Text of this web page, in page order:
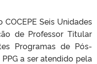
Seis Unidades
de Professor Titular
Programas de Pós-
a ser atendido pela